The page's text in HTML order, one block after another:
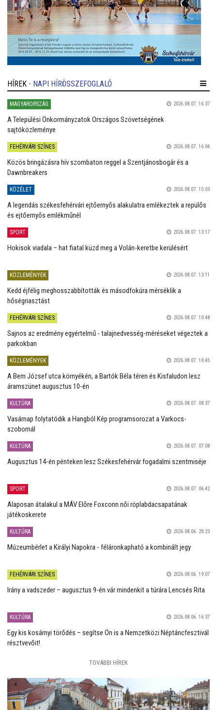
HÍREK - NAPI HÍRÖSSZEFOGLALÓ
MAGYARORSZÁG 2026.08.07. 16:37
A Települési Önkormányzatok Országos Szövetségének
sajtóközleménye
FEHÉRVÁRI SZÍNES 2026.08.07. 16:04
Közös bringázásra hív szombaton reggel a Szentjánosbogár és a
Dawnbreakers
KÖZÉLET 2026.08.07. 15:03
A legendás székesfehérvári ejtőernyős alakulatra emlékeztek a repülős
és ejtőernyős emlékműnél
SPORT 2026.08.07. 13:17
Hokisok viadala – hat fiatal küzd meg a Volán-keretbe kerülésért
KÖZLEMÉNYEK 2026.08.07. 13:11
Kedd éjfélig meghosszabbították és másodfokúra mérséklik a
hőségriasztást
FEHÉRVÁRI SZÍNES 2026.08.07. 10:48
Sajnos az eredmény egyértelmű - talajnedvesség-méréseket végeztek a
parkokban
KÖZLEMÉNYEK 2026.08.07. 10:45
A Bem József utca környékén, a Bartók Béla téren és Kisfaludon lesz
áramszünet augusztus 10-én
KULTÚRA 2026.08.07. 08:37
Vasárnap folytatódik a Hangból Kép programsorozat a Varkocs-
szobornál
KULTÚRA 2026.08.07. 07:08
Augusztus 14-én pénteken lesz Székesfehérvár fogadalmi szentmiséje
SPORT 2026.08.07. 06:42
Alaposan átalakul a MÁV Előre Foxconn női röplabdacsapatának
játékoskerete
KULTÚRA 2026.08.06. 20:23
Múzeumbérlet a Királyi Napokra - féláronkapható a kombinált jegy
FEHÉRVÁRI SZÍNES 2026.08.06. 19:07
Irány a vadszeder – augusztus 9-én vár mindenkit a túrára Lencsés Rita
KULTÚRA 2026.08.06. 16:37
Egy kis kosárnyi törődés – segítse Ön is a Nemzetközi Néptáncfesztivál
résztvevőit!
TOVÁBBI HÍREK